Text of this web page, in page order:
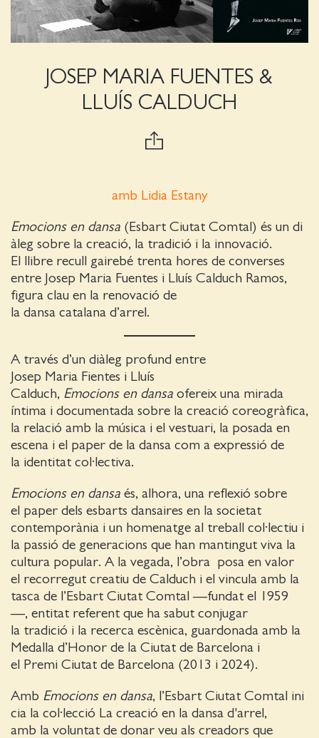
JOSEP MARIA FUENTES &
LLUÍS CALDUCH
amb Lidia Estany
Emocions en dansa (Esbart Ciutat Comtal) és un di
àleg sobre la creació, la tradició i la innovació.
El llibre recull gairebé trenta hores de converses
entre Josep Maria Fuentes i Lluís Calduch Ramos,
figura clau en la renovació de
la dansa catalana d’arrel.
A través d’un diàleg profund entre
Josep Maria Fientes i Lluís
Calduch, Emocions en dansa ofereix una mirada
íntima i documentada sobre la creació coreogràfica,
la relació amb la música i el vestuari, la posada en
escena i el paper de la dansa com a expressió de
la identitat col·lectiva.
Emocions en dansa és, alhora, una reflexió sobre
el paper dels esbarts dansaires en la societat
contemporània i un homenatge al treball col·lectiu i
la passió de generacions que han mantingut viva la
cultura popular. A la vegada, l’obra posa en valor
el recorregut creatiu de Calduch i el vincula amb la
tasca de l’Esbart Ciutat Comtal —fundat el 1959
—, entitat referent que ha sabut conjugar
la tradició i la recerca escènica, guardonada amb la
Medalla d’Honor de la Ciutat de Barcelona i
el Premi Ciutat de Barcelona (2013 i 2024).
Amb Emocions en dansa, l’Esbart Ciutat Comtal ini
cia la col·lecció La creació en la dansa d'arrel,
amb la voluntat de donar veu als creadors que